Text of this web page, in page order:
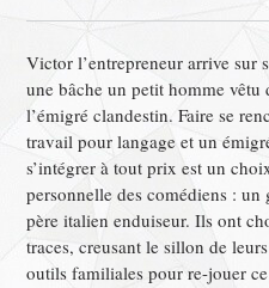
Victor l’entrepreneur arrive sur
une bâche un petit homme
l’émigré clandestin. Faire se
travail pour langage et un
s’intégrer à tout prix est un
personnelle des comédiens :
père italien enduiseur. Ils ont
traces, creusant le sillon de
outils familiales pour re-jouer